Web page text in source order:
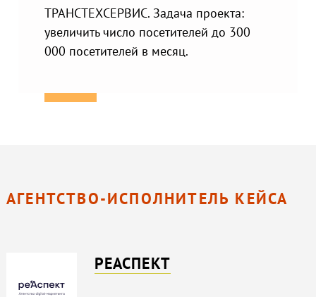
ТРАНСТЕХСЕРВИС. Задача проекта:
увеличить число посетителей до 300
000 посетителей в месяц.
АГЕНТСТВО-ИСПОЛНИТЕЛЬ КЕЙСА
РЕАСПЕКТ